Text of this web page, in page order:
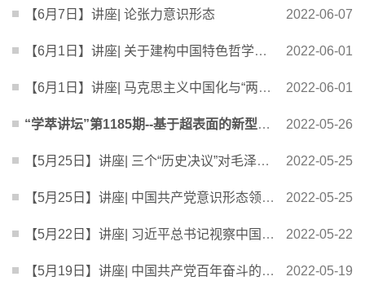
【6月7日】讲座| 论张力意识形态 2022-06-07
【6月1日】讲座| 关于建构中国特色哲学社会科学自主知识体系的思考 2022-06-01
【6月1日】讲座| 马克思主义中国化与“两个结合”的理论内涵 2022-06-01
“学萃讲坛”第1185期--基于超表面的新型光电磁器件及技术 2022-05-26
【5月25日】讲座| 三个“历史决议”对毛泽东思想的认识 2022-05-25
【5月25日】讲座| 中国共产党意识形态领导权建设的百年历史经验 2022-05-25
【5月22日】讲座| 习近平总书记视察中国人民大学关于思政课重要论述解读 2022-05-22
【5月19日】讲座| 中国共产党百年奋斗的历史经验 2022-05-19